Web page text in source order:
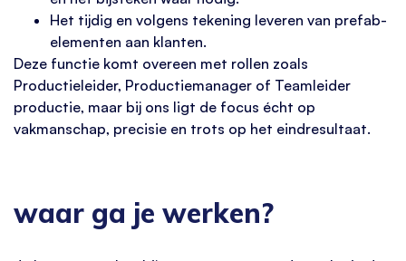
Het tijdig en volgens tekening leveren van prefab-
elementen aan klanten.
Deze functie komt overeen met rollen zoals
Productieleider, Productiemanager of Teamleider
productie, maar bij ons ligt de focus écht op
vakmanschap, precisie en trots op het eindresultaat.
waar ga je werken?